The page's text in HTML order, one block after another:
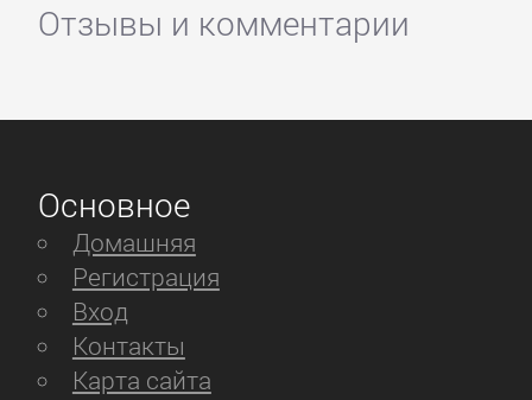
Отзывы и комментарии
Основное
Домашняя
Регистрация
Вход
Контакты
Карта сайта